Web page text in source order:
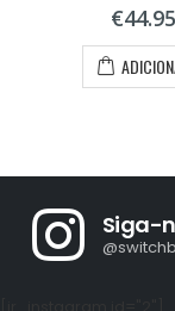
out of 5
€44.95
Siga-